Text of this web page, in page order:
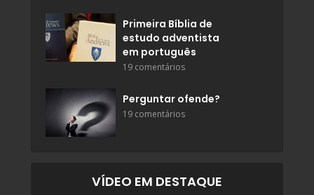
Primeira Bíblia de
estudo adventista
em português
19 comentários
Perguntar ofende?
19 comentários
VÍDEO EM DESTAQUE